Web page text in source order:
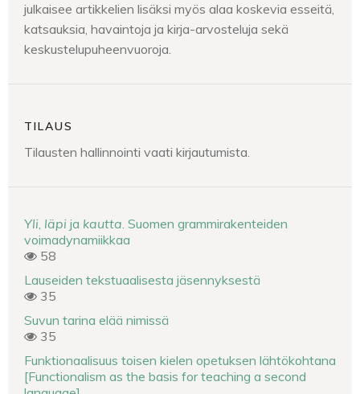
julkaisee artikkelien lisäksi myös alaa koskevia esseitä,
katsauksia, havaintoja ja kirja-arvosteluja sekä
keskustelupuheenvuoroja.
TILAUS
Tilausten hallinnointi vaati kirjautumista.
Yli läpi ja kautta . Suomen grammirakenteiden
voimadynamiikkaa
58
Lauseiden tekstuaalisesta jäsennyksestä
35
Suvun tarina elää nimissä
35
Funktionaalisuus toisen kielen opetuksen lähtökohtana
[Functionalism as the basis for teaching a second